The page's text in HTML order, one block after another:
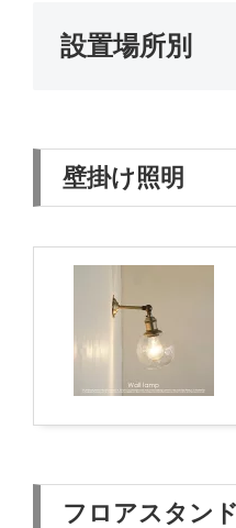
設置場所別
壁掛け照明
フロアスタンド